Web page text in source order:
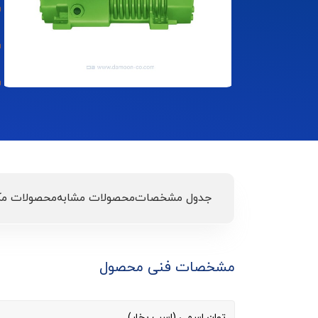
جدول مشخصاتمحصولات مشابهمحصولات
مشخصات فنی محصول